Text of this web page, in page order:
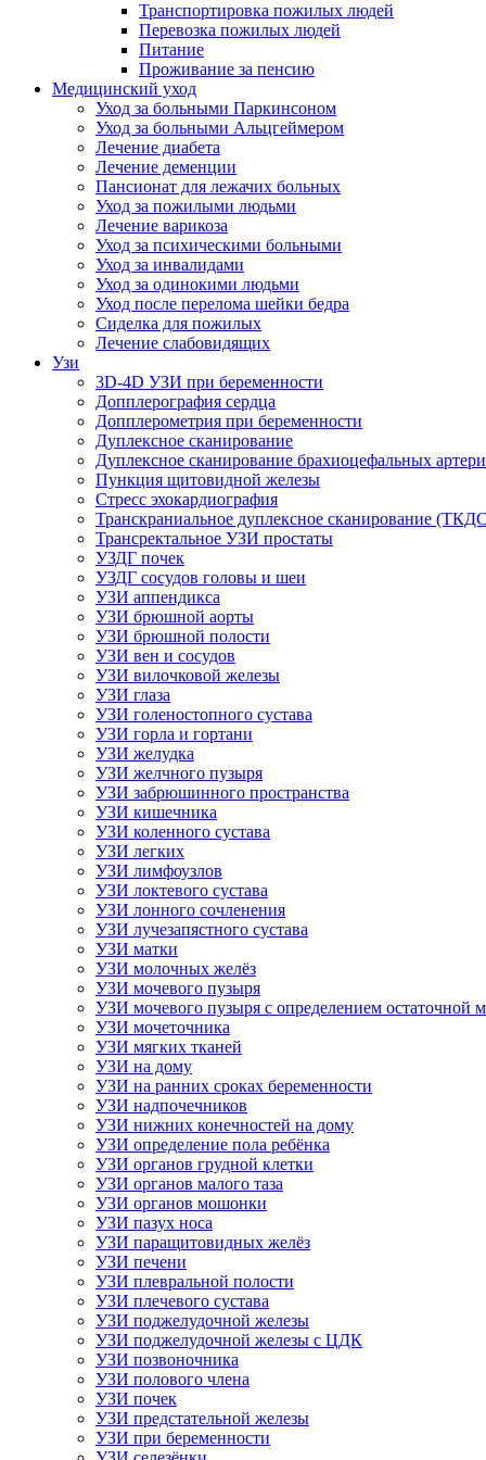
Транспортировка пожилых людей
Перевозка пожилых людей
Питание
Проживание за пенсию
Медицинский уход
Уход за больными Паркинсоном
Уход за больными Альцгеймером
Лечение диабета
Лечение деменции
Пансионат для лежачих больных
Уход за пожилыми людьми
Лечение варикоза
Уход за психическими больными
Уход за инвалидами
Уход за одинокими людьми
Уход после перелома шейки бедра
Сиделка для пожилых
Лечение слабовидящих
Узи
3D-4D УЗИ при беременности
Допплерография сердца
Допплерометрия при беременности
Дуплексное сканирование
Дуплексное сканирование брахиоцефальных
Пункция щитовидной железы
Стресс эхокардиография
Транскраниальное дуплексное сканирование
Трансректальное УЗИ простаты
УЗДГ почек
УЗДГ сосудов головы и шеи
УЗИ аппендикса
УЗИ брюшной аорты
УЗИ брюшной полости
УЗИ вен и сосудов
УЗИ вилочковой железы
УЗИ глаза
УЗИ голеностопного сустава
УЗИ горла и гортани
УЗИ желудка
УЗИ желчного пузыря
УЗИ забрюшинного пространства
УЗИ кишечника
УЗИ коленного сустава
УЗИ легких
УЗИ лимфоузлов
УЗИ локтевого сустава
УЗИ лонного сочленения
УЗИ лучезапястного сустава
УЗИ матки
УЗИ молочных желёз
УЗИ мочевого пузыря
УЗИ мочевого пузыря с определением остаточной
УЗИ мочеточника
УЗИ мягких тканей
УЗИ на дому
УЗИ на ранних сроках беременности
УЗИ надпочечников
УЗИ нижних конечностей на дому
УЗИ определение пола ребёнка
УЗИ органов грудной клетки
УЗИ органов малого таза
УЗИ органов мошонки
УЗИ пазух носа
УЗИ паращитовидных желёз
УЗИ печени
УЗИ плевральной полости
УЗИ плечевого сустава
УЗИ поджелудочной железы
УЗИ поджелудочной железы с ЦДК
УЗИ позвоночника
УЗИ полового члена
УЗИ почек
УЗИ предстательной железы
УЗИ при беременности